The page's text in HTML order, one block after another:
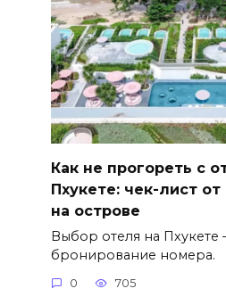
Как не прогореть с
Пхукете: чек-лист
на острове
Выбор отеля на Пхукете
бронирование номера.
0 705